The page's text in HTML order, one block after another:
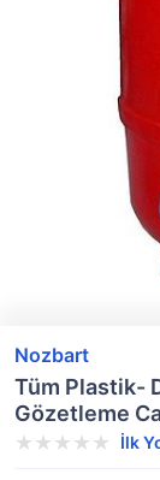
Nozbart
Tüm Plastik-
Gözetleme
İlk